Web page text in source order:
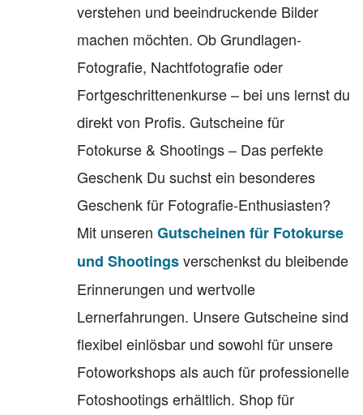
verstehen und beeindruckende Bilder
machen möchten. Ob Grundlagen-
Fotografie, Nachtfotografie oder
Fortgeschrittenenkurse – bei uns lernst du
direkt von Profis. Gutscheine für
Fotokurse & Shootings – Das perfekte
Geschenk Du suchst ein besonderes
Geschenk für Fotografie-Enthusiasten?
Mit unseren Gutscheinen für Fotokurse
und Shootingsverschenkst du bleibende
Erinnerungen und wertvolle
Lernerfahrungen. Unsere Gutscheine sind
flexibel einlösbar und sowohl für unsere
Fotoworkshops als auch für professionelle
Fotoshootings erhältlich. Shop für